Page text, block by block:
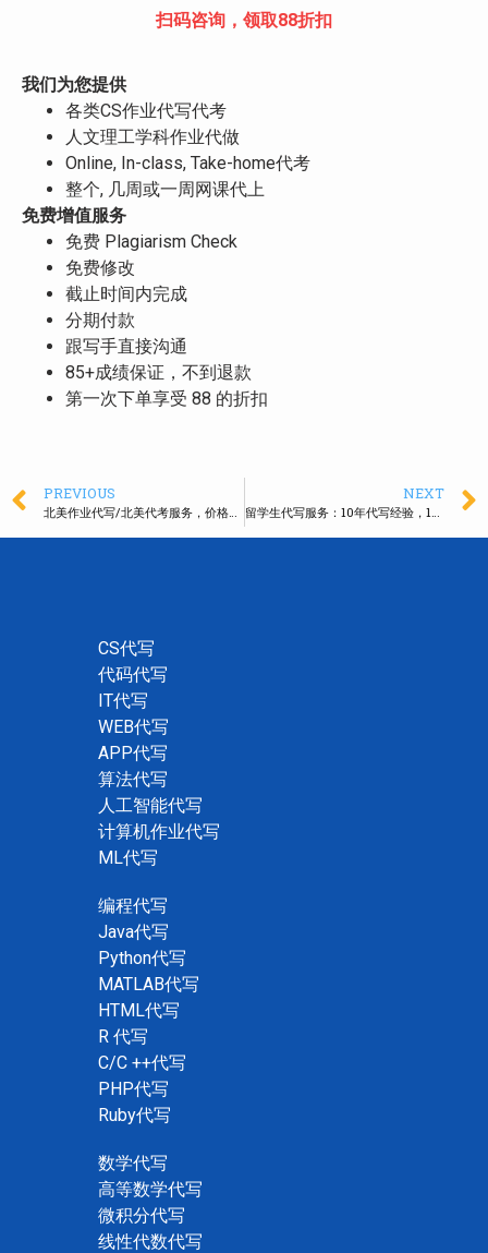
扫码咨询，领取88折扣
我们为您提供
各类CS作业代写代考
人文理工学科作业代做
Online, In-class, Take-home代考
整个, 几周或一周网课代上
免费增值服务
免费 Plagiarism Check
免费修改
截止时间内完成
分期付款
跟写手直接沟通
85+成绩保证，不到退款
第一次下单享受 88 的折扣
PREVIOUS NEXT
CS代写
代码代写
IT代写
WEB代写
APP代写
算法代写
人工智能代写
计算机作业代写
ML代写
编程代写
Java代写
Python代写
MATLAB代写
HTML代写
R 代写
C/C ++代写
PHP代写
Ruby代写
数学代写
高等数学代写
微积分代写
线性代数代写